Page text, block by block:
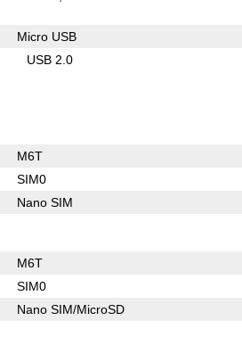
Micro USB
USB 2.0
M6T
SIM0
Nano SIM
M6T
SIM0
Nano SIM/MicroSD